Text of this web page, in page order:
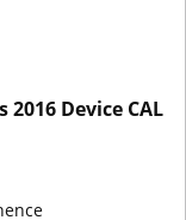
Device CAL